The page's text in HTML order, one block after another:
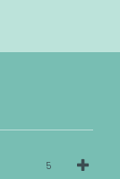
5